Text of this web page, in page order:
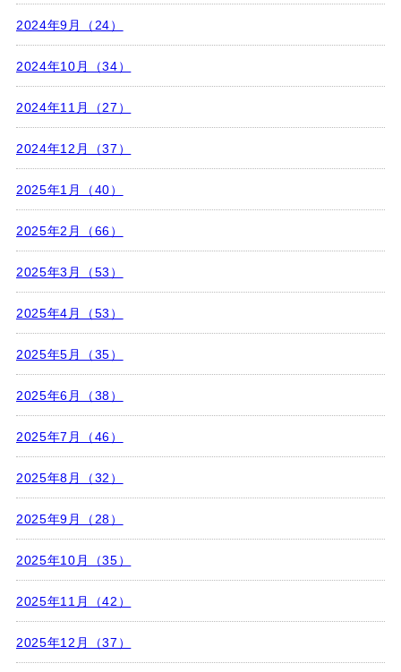
2024年9月（24）
2024年10月（34）
2024年11月（27）
2024年12月（37）
2025年1月（40）
2025年2月（66）
2025年3月（53）
2025年4月（53）
2025年5月（35）
2025年6月（38）
2025年7月（46）
2025年8月（32）
2025年9月（28）
2025年10月（35）
2025年11月（42）
2025年12月（37）